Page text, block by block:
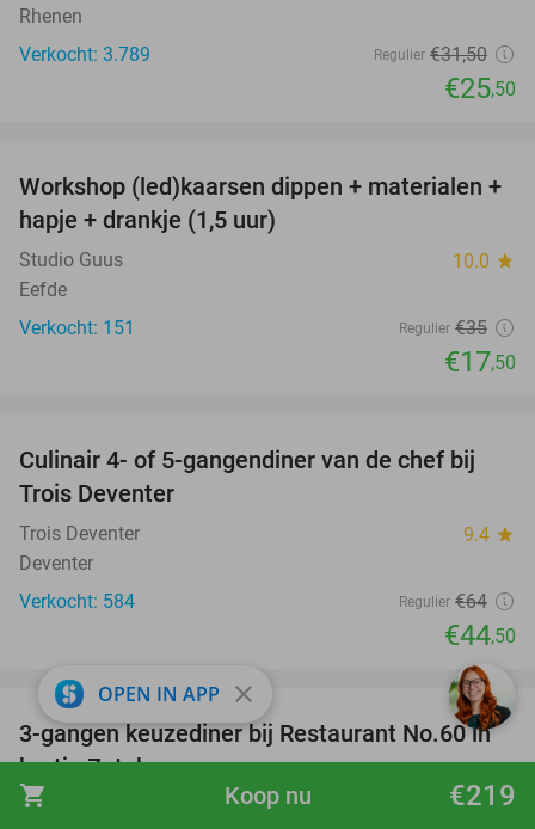
shopping_cart €219
Koop nu
Rhenen
Verkocht: 3.789
Regulier €31,50
€25,50
50%
Workshop (led)kaarsen dippen + materialen +
hapje + drankje (1,5 uur)
Studio Guus 10.0 star
Eefde
Verkocht: 151
Regulier €35
€17,50
30%
Culinair 4- of 5-gangendiner van de chef bij
Trois Deventer
Trois Deventer 9.4 star
Deventer
Verkocht: 584
Regulier €64
€44,50
39%
favorite_border
3-gangen keuzediner bij Restaurant No.60 in
hartje Zutphen
Restaurant No.60 9.7 star
OPEN IN APP close